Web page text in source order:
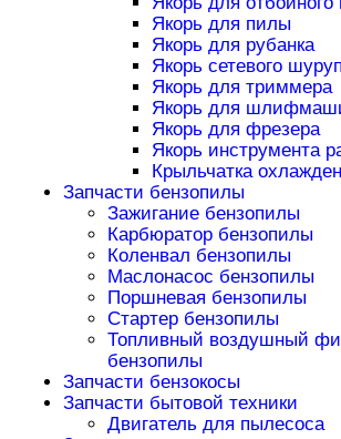
Якорь для пилы
Якорь для рубанка
Якорь сетевого
Якорь для триммера
Якорь для
Якорь для фрезера
Якорь инструмента
Крыльчатка
Запчасти бензопилы
Зажигание бензопилы
Карбюратор бензопилы
Коленвал бензопилы
Маслонасос бензопилы
Поршневая бензопилы
Стартер бензопилы
Топливный воздушный
бензопилы
Запчасти бензокосы
Запчасти бытовой техники
Двигатель для пылесоса